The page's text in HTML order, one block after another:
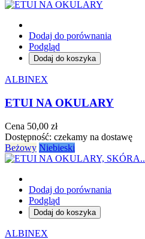
Dodaj do porównania
Podgląd
Dodaj do koszyka
ALBINEX
ETUI NA OKULARY
Cena 50,00 zł
Dostępność: czekamy na dostawę
Beżowy Niebieski
Dodaj do porównania
Podgląd
Dodaj do koszyka
ALBINEX